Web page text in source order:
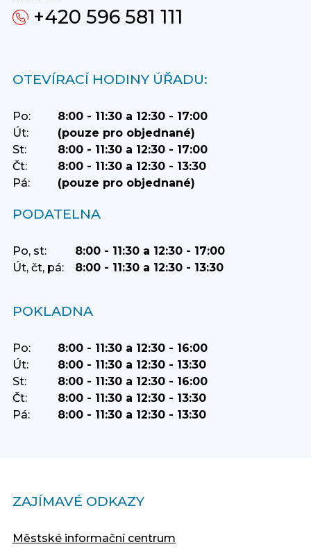
+420 596 581 111
OTEVÍRACÍ HODINY ÚŘADU:
Po:
8:00 - 11:30 a 12:30 - 17:00
Út:
(pouze pro objednané)
St:
8:00 - 11:30 a 12:30 - 17:00
Čt:
8:00 - 11:30 a 12:30 - 13:30
Pá:
(pouze pro objednané)
PODATELNA
Po, st:
8:00 - 11:30 a 12:30 - 17:00
Út, čt, pá:
8:00 - 11:30 a 12:30 - 13:30
POKLADNA
Po:
8:00 - 11:30 a 12:30 - 16:00
Út:
8:00 - 11:30 a 12:30 - 13:30
St:
8:00 - 11:30 a 12:30 - 16:00
Čt:
8:00 - 11:30 a 12:30 - 13:30
Pá:
8:00 - 11:30 a 12:30 - 13:30
ZAJÍMAVÉ ODKAZY
Městské informační centrum